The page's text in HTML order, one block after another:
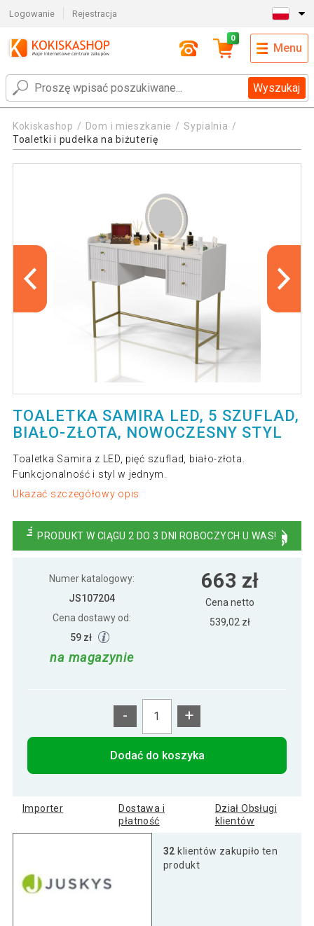
Logowanie Rejestracja
Wyszukaj
0
Menu
Kokiskashop Dom i mieszkanie
Sypialnia
Toaletki i pudełka na biżuterię
TOALETKA SAMIRA LED, 5 SZUFLAD,
BIAŁO-ZŁOTA, NOWOCZESNY STYL
Toaletka Samira z LED, pięć szuflad, biało-złota.
Funkcjonalność i styl w jednym.
Ukazać szczegółowy opis
PRODUKT W CIĄGU 2 DO 3 DNI ROBOCZYCH U WAS!
Numer katalogowy:
JS107204
Cena dostawy od:
59 zł
na magazynie
663 zł
Cena netto
539,02 zł
- +
Dodać do koszyka
Importer
Dostawa i
płatność
Dział Obsługi
klientów
32 klientów zakupiło ten
produkt